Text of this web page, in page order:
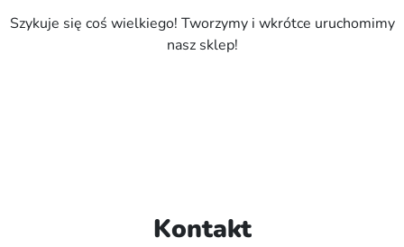
Szykuje się coś wielkiego! Tworzymy i wkrótce uruchomimy
nasz sklep!
Kontakt